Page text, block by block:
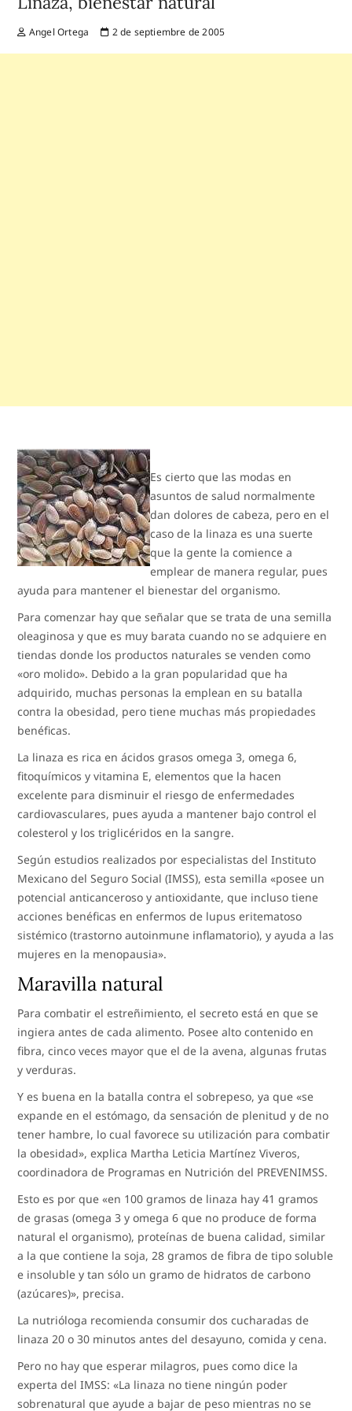
Angel Ortega 2 de septiembre de 2005
Es cierto que las modas en
asuntos de salud normalmente
dan dolores de cabeza, pero en el
caso de la linaza es una suerte
que la gente la comience a
emplear de manera regular, pues
ayuda para mantener el bienestar del organismo.
Para comenzar hay que señalar que se trata de una semilla
oleaginosa y que es muy barata cuando no se adquiere en
tiendas donde los productos naturales se venden como
«oro molido». Debido a la gran popularidad que ha
adquirido, muchas personas la emplean en su batalla
contra la obesidad, pero tiene muchas más propiedades
benéficas.
La linaza es rica en ácidos grasos omega 3, omega 6,
fitoquímicos y vitamina E, elementos que la hacen
excelente para disminuir el riesgo de enfermedades
cardiovasculares, pues ayuda a mantener bajo control el
colesterol y los triglicéridos en la sangre.
Según estudios realizados por especialistas del Instituto
Mexicano del Seguro Social (IMSS), esta semilla «posee un
potencial anticanceroso y antioxidante, que incluso tiene
acciones benéficas en enfermos de lupus eritematoso
sistémico (trastorno autoinmune inflamatorio), y ayuda a las
mujeres en la menopausia».
Maravilla natural
Para combatir el estreñimiento, el secreto está en que se
ingiera antes de cada alimento. Posee alto contenido en
fibra, cinco veces mayor que el de la avena, algunas frutas
y verduras.
Y es buena en la batalla contra el sobrepeso, ya que «se
expande en el estómago, da sensación de plenitud y de no
tener hambre, lo cual favorece su utilización para combatir
la obesidad», explica Martha Leticia Martínez Viveros,
coordinadora de Programas en Nutrición del PREVENIMSS.
Esto es por que «en 100 gramos de linaza hay 41 gramos
de grasas (omega 3 y omega 6 que no produce de forma
natural el organismo), proteínas de buena calidad, similar
a la que contiene la soja, 28 gramos de fibra de tipo soluble
e insoluble y tan sólo un gramo de hidratos de carbono
(azúcares)», precisa.
La nutrióloga recomienda consumir dos cucharadas de
linaza 20 o 30 minutos antes del desayuno, comida y cena.
Pero no hay que esperar milagros, pues como dice la
experta del IMSS: «La linaza no tiene ningún poder
sobrenatural que ayude a bajar de peso mientras no se